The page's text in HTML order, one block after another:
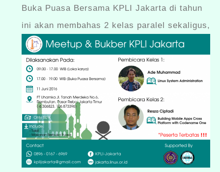
Buka Puasa Bersama KPLI Jakarta di tahun
ini akan membahas 2 kelas paralel sekaligus,